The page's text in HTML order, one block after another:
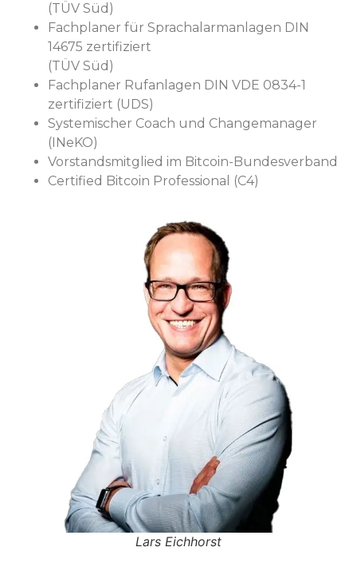
(TÜV Süd)
Fachplaner für Sprachalarmanlagen DIN
14675 zertifiziert
(TÜV Süd)
Fachplaner Rufanlagen DIN VDE 0834-1
zertifiziert (UDS)
Systemischer Coach und Changemanager
(INeKO)
Vorstandsmitglied im Bitcoin-Bundesverband
Certified Bitcoin Professional (C4)
Lars Eichhorst